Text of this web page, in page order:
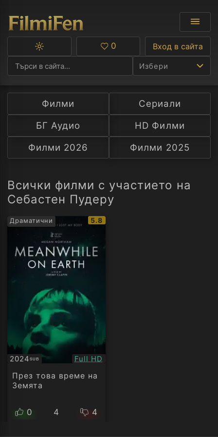
Избери
Ф
С
А
Превключване
тъмна
тема
Любими
0 Вход в сайта
Филми
Сериали
БГ Аудио
HD Филми
Филми 2026
Филми 2025
Всички филми с участието на
Себастен Пудеру
Драматични
IMDb
5.8
2024SUB
Субтитри Качество:
Full HD
През това време на
Земята
0 4 4